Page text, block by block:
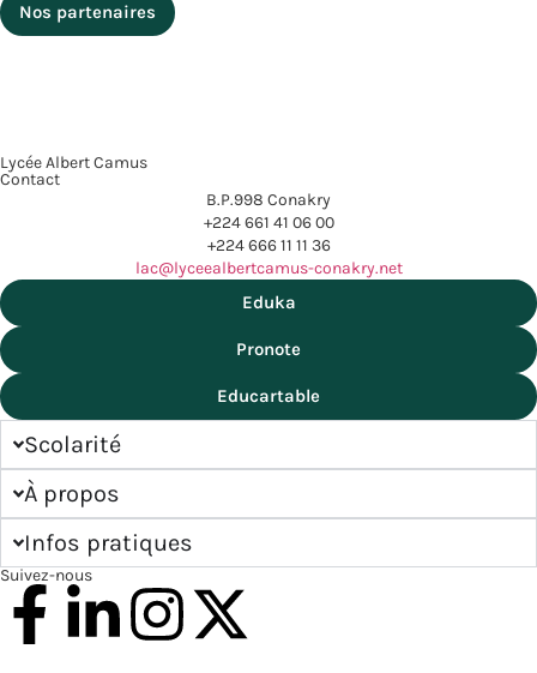
Nos partenaires
Lycée Albert Camus
Contact
B.P.998 Conakry
+224 661 41 06 00
+224 666 11 11 36
lac@lyceealbertcamus-conakry.net
Eduka
Pronote
Educartable
Scolarité
À propos
Infos pratiques
Suivez-nous